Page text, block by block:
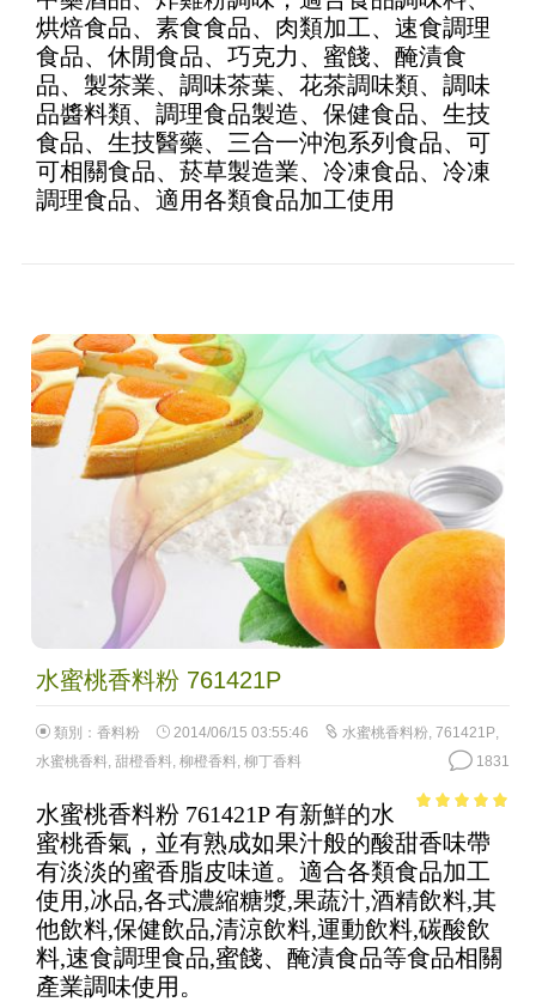
烘焙食品、素食食品、肉類加工、速食調理
食品、休閒食品、巧克力、蜜餞、醃漬食
品、製茶業、調味茶葉、花茶調味類、調味
品醬料類、調理食品製造、保健食品、生技
食品、生技醫藥、三合一沖泡系列食品、可
可相關食品、菸草製造業、冷凍食品、冷凍
調理食品、適用各類食品加工使用
水蜜桃香料粉 761421P
類別： 香料粉 2014/06/15 03:55:46 水蜜桃香料粉, 761421P,
水蜜桃香料, 甜橙香料, 柳橙香料, 柳丁香料 1831
5
水蜜桃香料粉 761421P 有新鮮的水
蜜桃香氣，並有熟成如果汁般的酸甜香味帶
有淡淡的蜜香脂皮味道。適合各類食品加工
使用,冰品,各式濃縮糖漿,果蔬汁,酒精飲料,其
他飲料,保健飲品,清涼飲料,運動飲料,碳酸飲
料,速食調理食品,蜜餞、醃漬食品等食品相關
產業調味使用。